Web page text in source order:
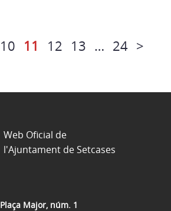
10 11 12 13 … 24 >
Plaça Major, núm. 1
Web Oficial de
l'Ajuntament de Setcases